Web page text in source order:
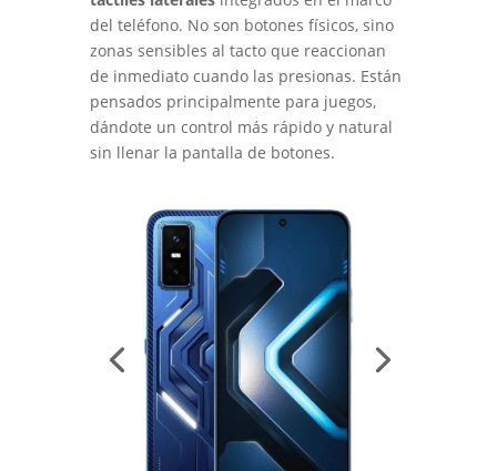
del teléfono. No son botones físicos, sino
zonas sensibles al tacto que reaccionan
de inmediato cuando las presionas. Están
pensados principalmente para juegos,
dándote un control más rápido y natural
sin llenar la pantalla de botones.